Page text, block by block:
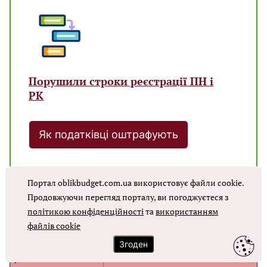
Порушили строки реєстрації ПН і
РК
Як податківці оштрафують
Строки реєстрації для РК ті ж, що й для ПН. Їх
узагальнили утаблиці нижче.
СТРОКИ РЕЄСТРАЦІЇ ДЛЯ РК
Портал oblikbudget.com.ua використовує файли cookie.
Продовжуючи перегляд порталу, ви погоджуєтеся з
політикою конфіденційностітавикористанням
файлів cookie
Згоден